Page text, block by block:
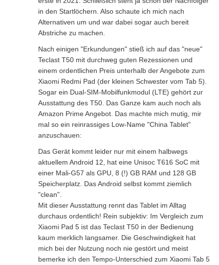
in den Startlöchern. Also schaute ich mich nach
Alternativen um und war dabei sogar auch bereit
Abstriche zu machen.
Nach einigen "Erkundungen" stieß ich auf das "neue"
Teclast T50 mit durchweg guten Rezessionen und
einem ordentlichen Preis unterhalb der Angebote zum
Xiaomi Redmi Pad (der kleinen Schwester vom Tab 5).
Sogar ein Dual-SIM-Mobilfunkmodul (LTE) gehört zur
Ausstattung des T50. Das Ganze kam auch noch als
Amazon Prime Angebot. Das machte mich mutig, mir
mal so ein reinrassiges Low-Name "China Tablet"
anzuschauen:
Das Gerät kommt leider nur mit einem halbwegs
aktuellem Android 12, hat eine Unisoc T616 SoC mit
einer Mali-G57 als GPU, 8 (!) GB RAM und 128 GB
Speicherplatz. Das Android selbst kommt ziemlich
"clean".
Mit dieser Ausstattung rennt das Tablet im Alltag
durchaus ordentlich! Rein subjektiv: Im Vergleich zum
Xiaomi Pad 5 ist das Teclast T50 in der Bedienung
kaum merklich langsamer. Die Geschwindigkeit hat
mich bei der Nutzung noch nie gestört und meist
bemerke ich den Tempo-Unterschied zum Xiaomi Tab 5